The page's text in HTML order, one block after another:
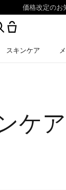
価格改定のお
スキンケア
ケ